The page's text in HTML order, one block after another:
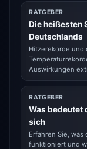
RATGEBER
Die heißesten
Deutschlands
Hitzerekorde und
Auswirkungen
RATGEBER
Was bedeutet
sich
Erfahren Sie,
funktioniert und